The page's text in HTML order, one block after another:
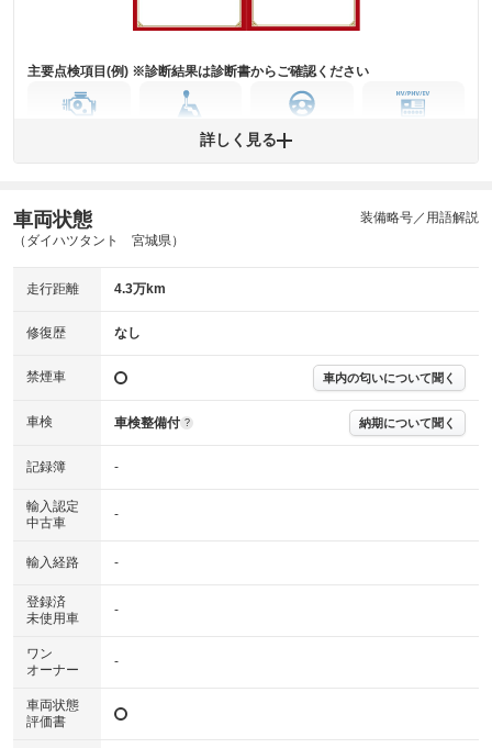
す。車両情報等の詳細は各販売店へお問い合わせ下さい。
主要点検項目(例) ※診断結果は診断書からご確認ください
ミッション
ステアリング
ABS その他
※グー故障診断は保証サービスではございません。購入時は必ず現車をご
※実際にお渡しする故障診断書につきましては、形式および表示項目が異
※グー故障診断書はあくまでも実施時点での診断結果となります。将来に
わたり車両状態を担保するものではありませんので、車両情報等の詳細は
詳しく見る
車両状態
（ダイハツタント 宮城県）
装備略号／用語解説
走行距離 4.3万km
修復歴 なし
禁煙車 車内の匂いについて聞く
車検 車検整備付 ? 納期について聞く
記録簿 -
輸入認定
中古車
-
輸入経路 -
登録済
未使用車
-
ワン
オーナー
-
車両状態
評価書